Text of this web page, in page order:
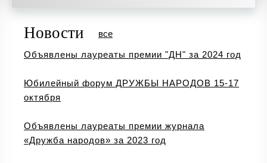
Новости
Объявлены лауреаты премии "ДН" за 2024 год
Юбилейный форум ДРУЖБЫ НАРОДОВ 15-17
октября
Объявлены лауреаты премии журнала
«Дружба народов» за 2023 год
все